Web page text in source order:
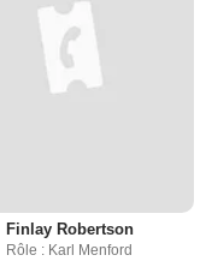
Finlay Robertson
Rôle : Karl Menford